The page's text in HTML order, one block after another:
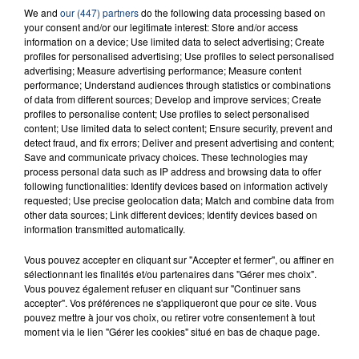
FIL D'ACTU
23 juillet 2026
INCENDIE MORTEL À LENS : UNE FEMME ET
SON BÉBÉ ENTRE LA VIE ET LA...
Un homme s'est immolé par le feu après avoir
We and our (447) partnersdo the following data processing based on
your consent and/or our legitimate interest: Store and/or access
information on a device; Use limited data to select advertising; Create
profiles for personalised advertising; Use profiles to select personalised
advertising; Measure advertising performance; Measure content
performance; Understand audiences through statistics or combinations
of data from different sources; Develop and improve services; Create
profiles to personalise content; Use profiles to select personalised
content; Use limited data to select content; Ensure security, prevent and
detect fraud, and fix errors; Deliver and present advertising and content;
Save and communicate privacy choices. These technologies may
process personal data such as IP address and browsing data to offer
following functionalities: Identify devices based on information actively
requested; Use precise geolocation data; Match and combine data from
other data sources; Link different devices; Identify devices based on
information transmitted automatically.
Vous pouvez accepter en cliquant sur "Accepter et fermer", ou affiner en
sélectionnant les finalités et/ou partenaires dans "Gérer mes choix".
Vous pouvez également refuser en cliquant sur "Continuer sans
accepter". Vos préférences ne s'appliqueront que pour ce site. Vous
pouvez mettre à jour vos choix, ou retirer votre consentement à tout
moment via le lien "Gérer les cookies" situé en bas de chaque page.